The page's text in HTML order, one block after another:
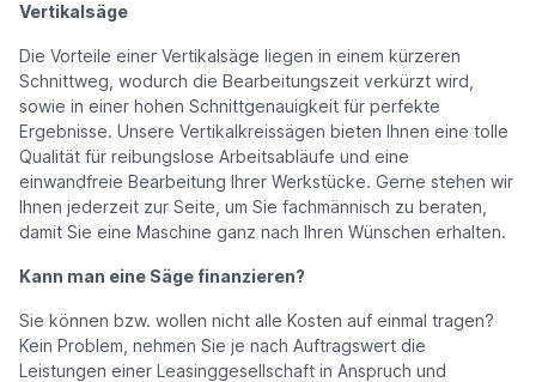
Vertikalsäge
Die Vorteile einer Vertikalsäge liegen in einem kürzeren
Schnittweg, wodurch die Bearbeitungszeit verkürzt wird,
sowie in einer hohen Schnittgenauigkeit für perfekte
Ergebnisse. Unsere Vertikalkreissägen bieten Ihnen eine tolle
Qualität für reibungslose Arbeitsabläufe und eine
einwandfreie Bearbeitung Ihrer Werkstücke. Gerne stehen wir
Ihnen jederzeit zur Seite, um Sie fachmännisch zu beraten,
damit Sie eine Maschine ganz nach Ihren Wünschen erhalten.
Kann man eine Säge finanzieren?
Sie können bzw. wollen nicht alle Kosten auf einmal tragen?
Kein Problem, nehmen Sie je nach Auftragswert die
Leistungen einer Leasinggesellschaft in Anspruch und